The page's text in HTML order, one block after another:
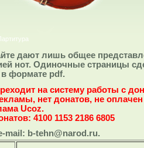
дают лишь общее
нот. Одиночные страницы
формате pdf.
на систему работы с
нет донатов, не
Ucoz.
4100 1153 2186 6805
mail: b-tehn@narod.ru.